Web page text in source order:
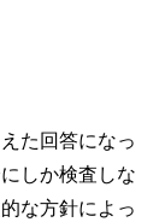
た回答になっ
しか検査しな
な方針によっ